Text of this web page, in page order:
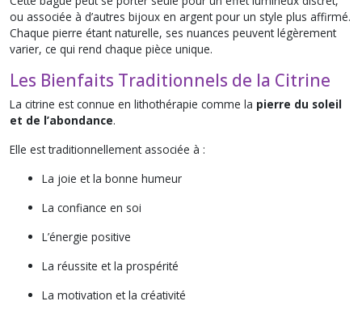
ou associée à d’autres bijoux en argent pour un style plus affirmé.
Chaque pierre étant naturelle, ses nuances peuvent légèrement
varier, ce qui rend chaque pièce unique.
Les Bienfaits Traditionnels de la Citrine
La citrine est connue en lithothérapie comme la pierre du soleil
et de l’abondance.
Elle est traditionnellement associée à :
La joie et la bonne humeur
La confiance en soi
L’énergie positive
La réussite et la prospérité
La motivation et la créativité